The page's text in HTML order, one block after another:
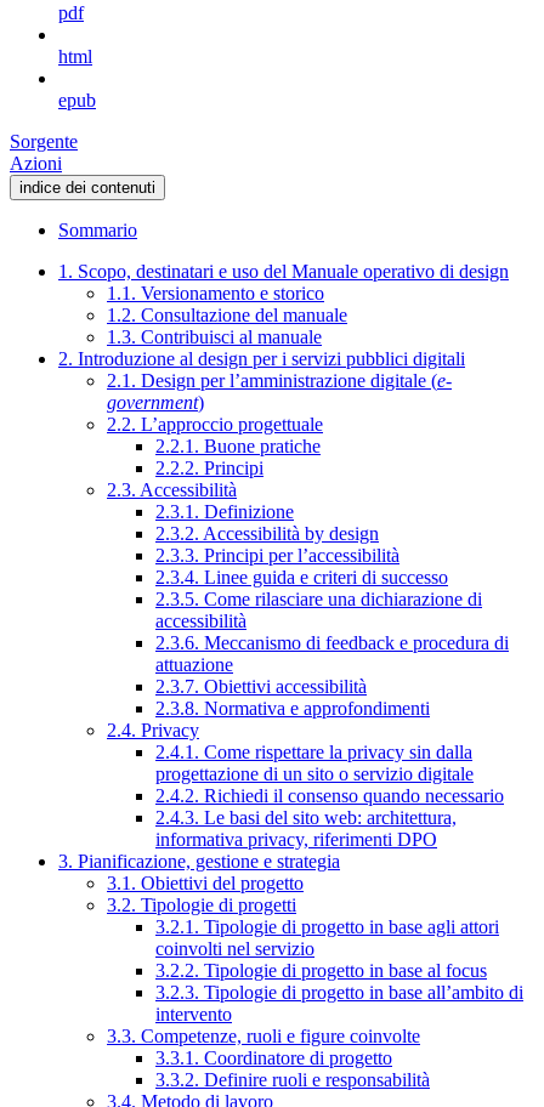
pdf
html
epub
Sorgente
Azioni
indice dei contenuti
Sommario
1. Scopo, destinatari e uso del Manuale operativo di design
1.1. Versionamento e storico
1.2. Consultazione del manuale
1.3. Contribuisci al manuale
2. Introduzione al design per i servizi pubblici digitali
2.1. Design per l’amministrazione digitale (e-
government)
2.2. L’approccio progettuale
2.2.1. Buone pratiche
2.2.2. Principi
2.3. Accessibilità
2.3.1. Definizione
2.3.2. Accessibilità by design
2.3.3. Principi per l’accessibilità
2.3.4. Linee guida e criteri di successo
2.3.5. Come rilasciare una dichiarazione di
accessibilità
2.3.6. Meccanismo di feedback e procedura di
attuazione
2.3.7. Obiettivi accessibilità
2.3.8. Normativa e approfondimenti
2.4. Privacy
2.4.1. Come rispettare la privacy sin dalla
progettazione di un sito o servizio digitale
2.4.2. Richiedi il consenso quando necessario
2.4.3. Le basi del sito web: architettura,
informativa privacy, riferimenti DPO
3. Pianificazione, gestione e strategia
3.1. Obiettivi del progetto
3.2. Tipologie di progetti
3.2.1. Tipologie di progetto in base agli attori
coinvolti nel servizio
3.2.2. Tipologie di progetto in base al focus
3.2.3. Tipologie di progetto in base all’ambito di
intervento
3.3. Competenze, ruoli e figure coinvolte
3.3.1. Coordinatore di progetto
3.3.2. Definire ruoli e responsabilità
3.4. Metodo di lavoro